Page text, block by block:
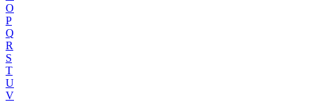
O
P
Q
R
S
T
U
V